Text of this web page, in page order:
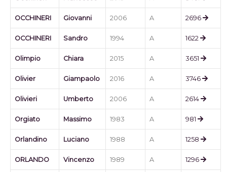
OCCHINERI Giovanni 2006 A 2696
OCCHINERI Sandro 1994 A 1622
Olimpio Chiara 2015 A 3651
Olivier Giampaolo 2016 A 3746
Olivieri Umberto 2006 A 2614
Orgiato Massimo 1983 A 981
Orlandino Luciano 1988 A 1258
ORLANDO Vincenzo 1989 A 1296